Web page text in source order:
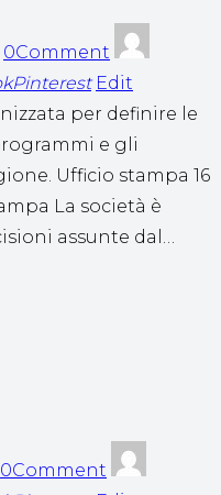
0Comment
Pinterest Edit
per definire le
e gli
Ufficio stampa 16
La società è
assunte dal…
0Comment